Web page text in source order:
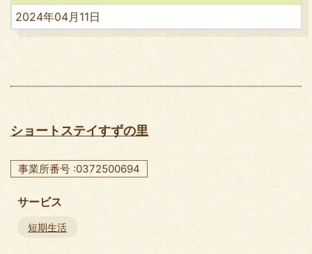
2024年04月11日
ショートステイすずの里
事業所番号 :0372500694
サービス
短期生活